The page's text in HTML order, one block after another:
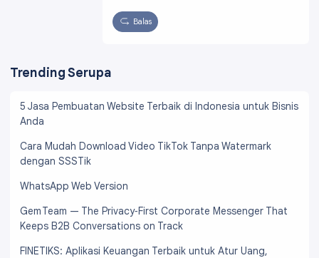
Balas
Trending Serupa
5 Jasa Pembuatan Website Terbaik di Indonesia untuk Bisnis
Anda
Cara Mudah Download Video TikTok Tanpa Watermark
dengan SSSTik
WhatsApp Web Version
Gem Team — The Privacy‑First Corporate Messenger That
Keeps B2B Conversations on Track
FINETIKS: Aplikasi Keuangan Terbaik untuk Atur Uang,